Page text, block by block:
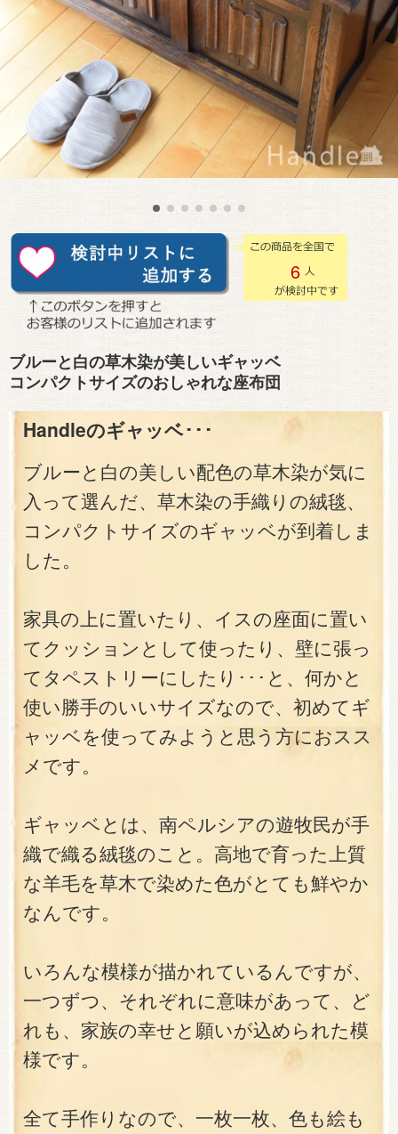
6
ブルーと白の草木染が美しいギャッベ
コンパクトサイズのおしゃれな座布団
Handleのギャッベ･･･
ブルーと白の美しい配色の草木染が気に
入って選んだ、草木染の手織りの絨毯、
コンパクトサイズのギャッベが到着しま
した。
家具の上に置いたり、イスの座面に置い
てクッションとして使ったり、壁に張っ
てタペストリーにしたり･･･と、何かと
使い勝手のいいサイズなので、初めてギ
ャッベを使ってみようと思う方におスス
メです。
ギャッベとは、南ペルシアの遊牧民が手
織で織る絨毯のこと。高地で育った上質
な羊毛を草木で染めた色がとても鮮やか
なんです。
いろんな模様が描かれているんですが、
一つずつ、それぞれに意味があって、ど
れも、家族の幸せと願いが込められた模
様です。
全て手作りなので、一枚一枚、色も絵も